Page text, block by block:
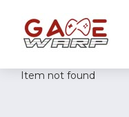
Item not found